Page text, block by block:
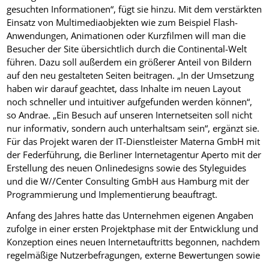
gesuchten Informationen“, fügt sie hinzu. Mit dem verstärkten
Einsatz von Multimediaobjekten wie zum Beispiel Flash-
Anwendungen, Animationen oder Kurzfilmen will man die
Besucher der Site übersichtlich durch die Continental-Welt
führen. Dazu soll außerdem ein größerer Anteil von Bildern
auf den neu gestalteten Seiten beitragen. „In der Umsetzung
haben wir darauf geachtet, dass Inhalte im neuen Layout
noch schneller und intuitiver aufgefunden werden können“,
so Andrae. „Ein Besuch auf unseren Internetseiten soll nicht
nur informativ, sondern auch unterhaltsam sein“, ergänzt sie.
Für das Projekt waren der IT-Dienstleister Materna GmbH mit
der Federführung, die Berliner Internetagentur Aperto mit der
Erstellung des neuen Onlinedesigns sowie des Styleguides
und die W//Center Consulting GmbH aus Hamburg mit der
Programmierung und Implementierung beauftragt.
Anfang des Jahres hatte das Unternehmen eigenen Angaben
zufolge in einer ersten Projektphase mit der Entwicklung und
Konzeption eines neuen Internetauftritts begonnen, nachdem
regelmäßige Nutzerbefragungen, externe Bewertungen sowie